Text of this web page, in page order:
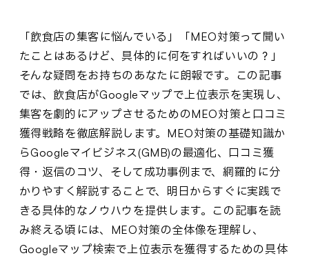
「飲食店の集客に悩んでいる」「MEO対策って聞い
たことはあるけど、具体的に何をすればいいの？」
そんな疑問をお持ちのあなたに朗報です。この記事
では、飲食店がGoogleマップで上位表示を実現し、
集客を劇的にアップさせるためのMEO対策と口コミ
獲得戦略を徹底解説します。MEO対策の基礎知識か
らGoogleマイビジネス(GMB)の最適化、口コミ獲
得・返信のコツ、そして成功事例まで、網羅的に分
かりやすく解説することで、明日からすぐに実践で
きる具体的なノウハウを提供します。この記事を読
み終える頃には、MEO対策の全体像を理解し、
Googleマップ検索で上位表示を獲得するための具体